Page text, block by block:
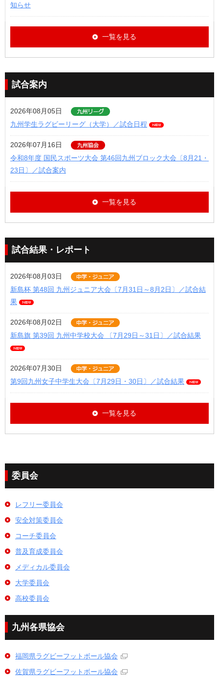
知らせ
一覧を見る
試合案内
2026年08月05日
九州学生ラグビーリーグ（大学）／試合日程
2026年07月16日
令和8年度 国民スポーツ大会 第46回九州ブロック大会〔8月21・
23日〕／試合案内
一覧を見る
試合結果・レポート
2026年08月03日
新島杯 第48回 九州ジュニア大会〔7月31日～8月2日〕／試合結
果
2026年08月02日
新島旗 第39回 九州中学校大会 〔7月29日～31日〕／試合結果
2026年07月30日
第9回九州女子中学生大会〔7月29日・30日〕／試合結果
一覧を見る
委員会
レフリー委員会
安全対策委員会
コーチ委員会
普及育成委員会
メディカル委員会
大学委員会
高校委員会
九州各県協会
福岡県ラグビーフットボール協会
佐賀県ラグビーフットボール協会